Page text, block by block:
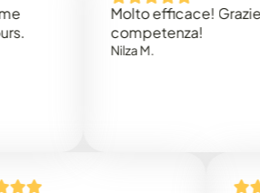
Molto efficace! Grazie per la
competenza!